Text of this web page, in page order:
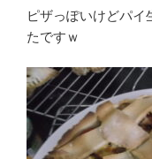
ピザっぽいけどパイ
たですｗ